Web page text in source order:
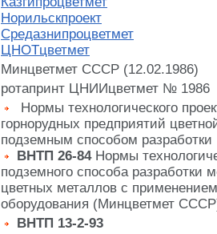
Норильскпроект
Средазнипроцветмет
ЦНОТцветмет
Минцветмет СССР (12.02.1986)
ротапринт ЦНИИцветмет № 1986
Нормы технологического
горнорудных предприятий
подземным способом разработки
ВНТП 26-84Нормы
подземного способа разработки
цветных металлов с
оборудования (Минцветмет
ВНТП 13-2-93